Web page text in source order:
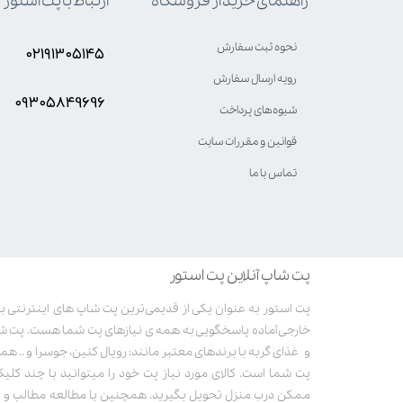
پت شاپ آنلاین پت استور
خارجی آماده پاسخگویی به همه ی نیازهای پت شما هست. پت
و غذای گربه با برندهای معتبر مانند: رویال کنین، جوسرا و ..
پت شما است. کالای مورد نیاز پت خود را میتوانید با چند
ممکن درب منزل تحویل بگیرید. همچنین با مطالعه مطالب و
نحوه ثبت سفارش
رویه ارسال سفارش
شیوه‌های پرداخت
قوانین و مقررات سایت
تماس با ما
۰۲۱۹۱۳۰۵۱۴۵
۰۹۳۰۵8۴9696